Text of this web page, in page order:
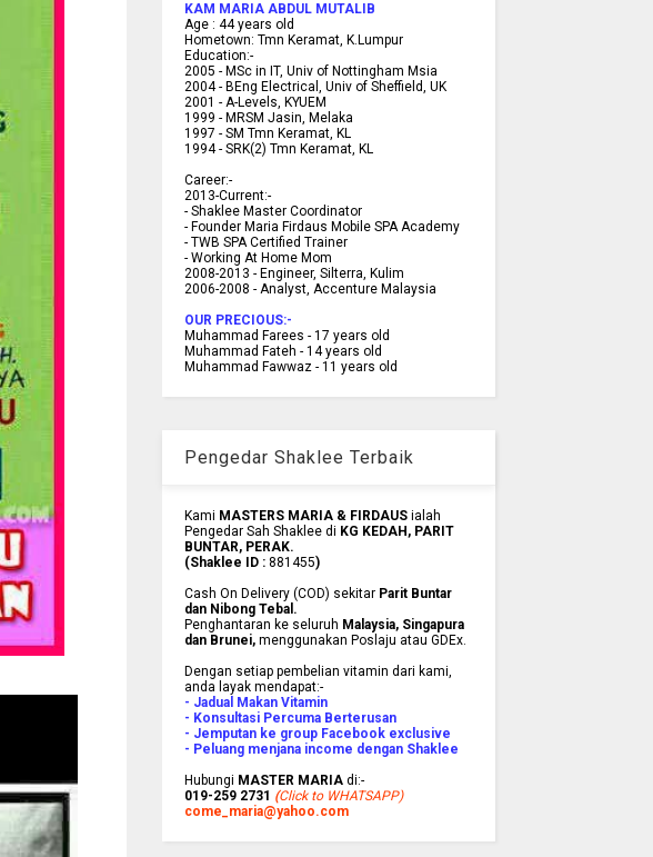
KAM MARIA ABDUL MUTALIB
Age : 44 years old
Hometown: Tmn Keramat, K.Lumpur
Education:-
2005 -MSc in IT, Univ of Nottingham Msia
2004 - BEng Electrical, Univ of Sheffield, UK
2001 - A-Levels, KYUEM
1999 - MRSM Jasin, Melaka
1997 - SM Tmn Keramat, KL
1994 - SRK(2) Tmn Keramat, KL
Career:-
2013-Current:-
- Shaklee Master Coordinator
- Founder Maria Firdaus Mobile SPA Academy
- TWB SPA Certified Trainer
- Working At Home Mom
2008-2013 - Engineer, Silterra, Kulim
2006-2008 - Analyst, Accenture Malaysia
OUR PRECIOUS:-
Muhammad Farees - 17 years old
Muhammad Fateh - 14 years old
Muhammad Fawwaz - 11 years old
Pengedar Shaklee Terbaik
Kami MASTERS MARIA & FIRDAUS ialah
Pengedar Sah Shaklee di KG KEDAH, PARIT
BUNTAR, PERAK.
(Shaklee ID : 881455)
Cash On Delivery (COD) sekitar Parit Buntar
dan Nibong Tebal.
Penghantaran ke seluruh Malaysia, Singapura
dan Brunei,menggunakan Poslaju atau GDEx.
Dengan setiap pembelian vitamin dari kami,
anda layak mendapat:-
- Jadual Makan Vitamin
- Konsultasi Percuma Berterusan
- Jemputan ke group Facebook exclusive
- Peluang menjana income dengan Shaklee
Hubungi MASTER MARIAdi:-
019-259 2731 (Click to WHATSAPP)
come_maria@yahoo.com